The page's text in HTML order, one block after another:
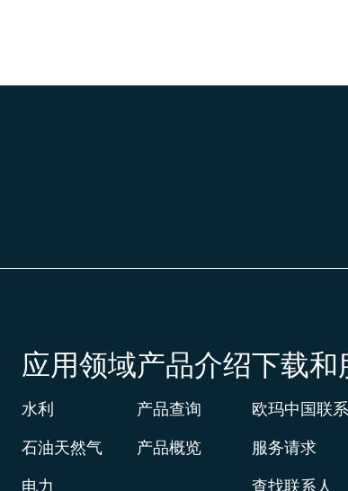
应用领域
水利
石油天然气
电力
产品介绍
产品查询
产品概览
下载和
欧玛中国联
服务请求
查找联系人